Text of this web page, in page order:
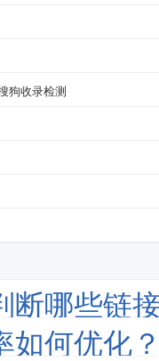
狗收录检测
断哪些链
如何优化